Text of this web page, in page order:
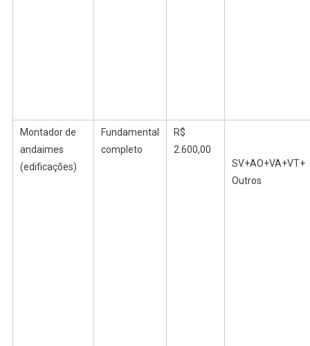
Montador de
andaimes
(edificações)
Fundamental
completo
R$
2.600,00
SV+AO+VA+VT+
Outros